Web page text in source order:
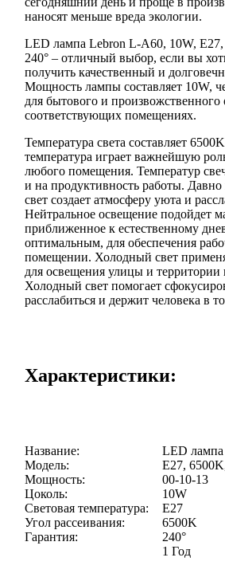
наносят меньше вреда экологии.
LED лампа Lebron L-A60, 10W,
240° – отличный выбор, если вы
получить качественный и
Мощность лампы составляет 10W,
для бытового и произвожственного
соответствующих помещениях.
Температура света составляет
температура играет важнейшую
любого помещения. Температур
и на продуктивность работы. Давно
свет создает атмосферу уюта и
Нейтральное освещение подойдет
приближенное к естественному
оптимальным, для обеспечения
помещении. Холодный свет
для освещения улицы и территории
Холодный свет помогает
расслабиться и держит человека в
Характеристики:
Название:
Модель:
Мощность:
Цоколь:
Световая температура:
Угол рассеивания:
Гарантия:
LED
Е27,
00-10-13
10W
Е27
6500K
240°
1 Год